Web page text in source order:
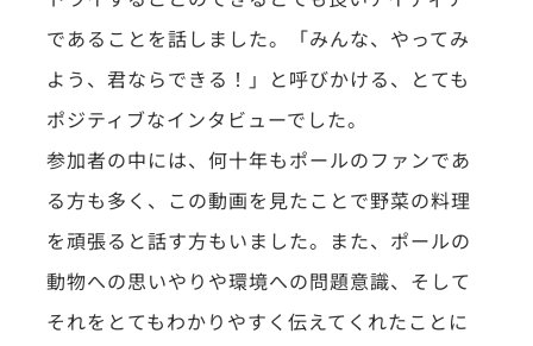
であることを話しました。「みんな、やってみ
よう、君ならできる！」と呼びかける、とても
ポジティブなインタビューでした。
参加者の中には、何十年もポールのファンであ
る方も多く、この動画を見たことで野菜の料理
を頑張ると話す方もいました。また、ポールの
動物への思いやりや環境への問題意識、そして
それをとてもわかりやすく伝えてくれたことに